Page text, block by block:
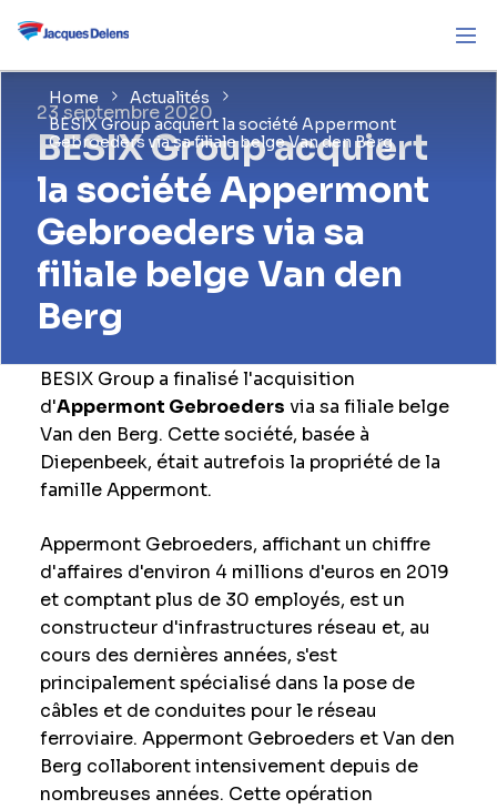
Home
Actualités
BESIX Group acquiert la société Appermont
Gebroeders via sa filiale belge Van den Berg
23 septembre 2020
BESIX Group acquiert
la société Appermont
Gebroeders via sa
filiale belge Van den
Berg
BESIX Group a finalisé l'acquisition
d'Appermont Gebroeders via sa filiale belge
Van den Berg. Cette société, basée à
Diepenbeek, était autrefois la propriété de la
famille Appermont.
Appermont Gebroeders, affichant un chiffre
d'affaires d'environ 4 millions d'euros en 2019
et comptant plus de 30 employés, est un
constructeur d'infrastructures réseau et, au
cours des dernières années, s'est
principalement spécialisé dans la pose de
câbles et de conduites pour le réseau
ferroviaire. Appermont Gebroeders et Van den
Berg collaborent intensivement depuis de
nombreuses années. Cette opération